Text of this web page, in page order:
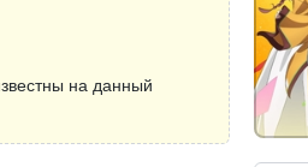
на данный